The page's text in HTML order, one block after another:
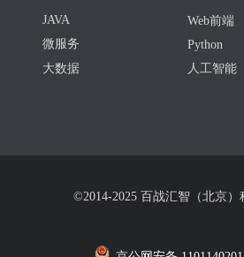
JAVA
微服务
大数据
Web前端
Python
人工智能
©2014-2025 百战汇智（北京